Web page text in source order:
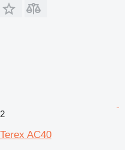
2
Terex AC40